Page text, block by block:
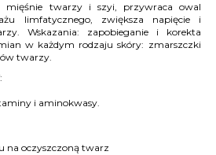
mięśnie twarzy i szyi, przywraca owal
limfatycznego, zwiększa napięcie i
Wskazania: zapobieganie i korekta
w każdym rodzaju skóry: zmarszczki
twarzy.
:
i aminokwasy.
na oczyszczoną twarz